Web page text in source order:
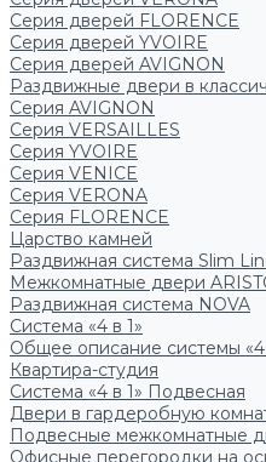
Серия дверей FLORENCE
Серия дверей YVOIRE
Серия дверей AVIGNON
Раздвижные двери в
Серия AVIGNON
Серия VERSAILLES
Серия YVOIRE
Серия VENICE
Серия VERONA
Серия FLORENCE
Царство камней
Раздвижная система Slim
Межкомнатные двери
Раздвижная система NOVA
Система «4 в 1»
Общее описание системы «4
Квартира-студия
Система «4 в 1» Подвесная
Двери в гардеробную
Подвесные межкомнатные
Офисные перегородки на